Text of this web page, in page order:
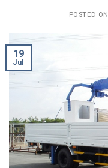
POSTED ON
19
Jul